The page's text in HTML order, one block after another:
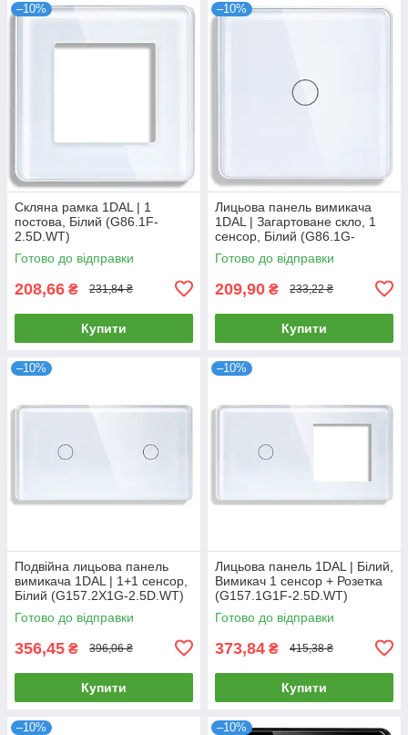
–10%
Скляна рамка 1DAL | 1
постова, Білий (G86.1F-
2.5D.WT)
Готово до відправки
208,66 ₴ 231,84 ₴
Купити
–10%
Лицьова панель вимикача
1DAL | Загартоване скло, 1
сенсор, Білий (G86.1G-
2.5D.WT)
Готово до відправки
209,90 ₴ 233,22 ₴
Купити
–10%
Подвійна лицьова панель
вимикача 1DAL | 1+1 сенсор,
Білий (G157.2X1G-2.5D.WT)
Готово до відправки
356,45 ₴ 396,06 ₴
Купити
–10%
Лицьова панель 1DAL | Білий,
Вимикач 1 сенсор + Розетка
(G157.1G1F-2.5D.WT)
Готово до відправки
373,84 ₴ 415,38 ₴
Купити
–10% –10%